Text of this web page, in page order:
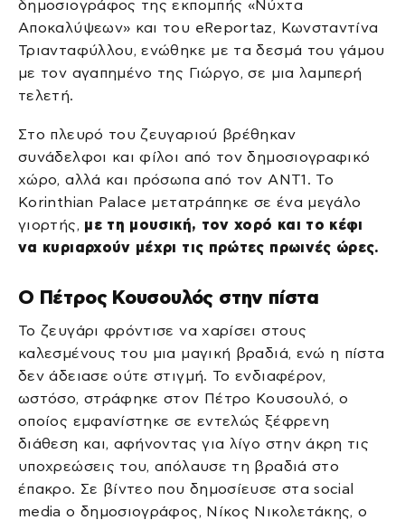
δημοσιογράφος της εκπομπής «Νύχτα
Αποκαλύψεων» και του eReportaz, Κωνσταντίνα
Τριανταφύλλου, ενώθηκε με τα δεσμά του γάμου
με τον αγαπημένο της Γιώργο, σε μια λαμπερή
τελετή.
Στο πλευρό του ζευγαριού βρέθηκαν
συνάδελφοι και φίλοι από τον δημοσιογραφικό
χώρο, αλλά και πρόσωπα από τον ΑΝΤ1. Το
Korinthian Palace μετατράπηκε σε ένα μεγάλο
γιορτής, με τη μουσική, τον χορό και το κέφι
να κυριαρχούν μέχρι τις πρώτες πρωινές ώρες.
Ο Πέτρος Κουσουλός στην πίστα
Το ζευγάρι φρόντισε να χαρίσει στους
καλεσμένους του μια μαγική βραδιά, ενώ η πίστα
δεν άδειασε ούτε στιγμή. Το ενδιαφέρον,
ωστόσο, στράφηκε στον Πέτρο Κουσουλό, ο
οποίος εμφανίστηκε σε εντελώς ξέφρενη
διάθεση και, αφήνοντας για λίγο στην άκρη τις
υποχρεώσεις του, απόλαυσε τη βραδιά στο
έπακρο. Σε βίντεο που δημοσίευσε στα social
media ο δημοσιογράφος, Νίκος Νικολετάκης, ο